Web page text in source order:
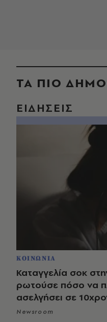
ΤΑ ΠΙΟ
ΕΙΔΗΣΕΙΣ
ΚΟΙΝΩΝΙΑ
Καταγγελία σοκ
ρωτούσε πόσο να
ασελγήσει σε
Newsroom